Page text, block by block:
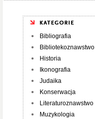
Bibliografia
Bibliotekoznawstwo
Historia
Ikonografia
Judaika
Konserwacja
Literaturoznawstwo
Muzykologia